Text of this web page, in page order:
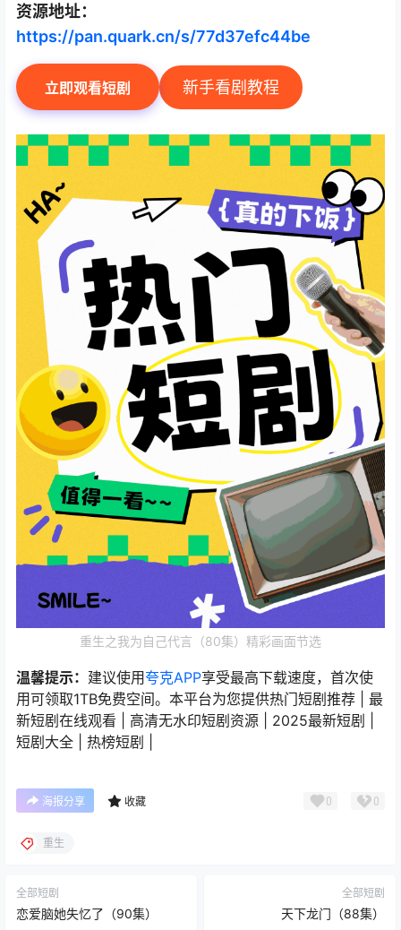
资源地址：
https://pan.quark.cn/s/77d37efc44be
立即观看短剧 新手看剧教程
重生之我为自己代言（80集）精彩画面节选
温馨提示： 建议使用夸克APP享受最高下载速度，首次使
用可领取1TB免费空间。本平台为您提供热门短剧推荐 | 最
新短剧在线观看 | 高清无水印短剧资源 | 2025最新短剧 |
短剧大全 | 热榜短剧 |
海报分享 收藏 0 0
重生
全部短剧
恋爱脑她失忆了（90集）
全部短剧
天下龙门（88集）